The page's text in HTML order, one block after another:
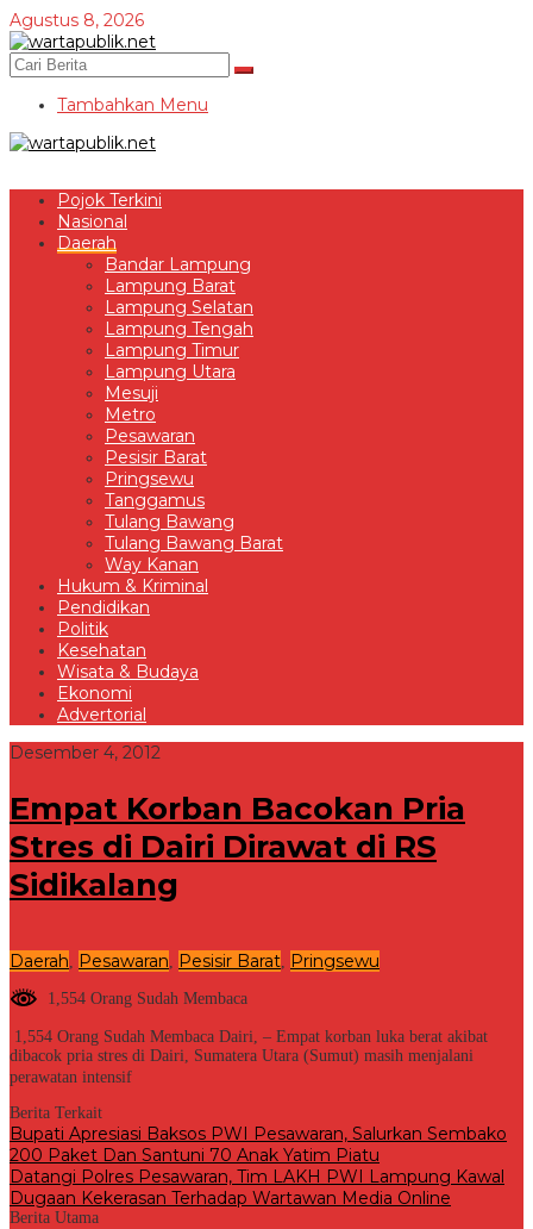
Lewati
ke
konten
Agustus 8, 2026
Tambahkan Menu
Pojok Terkini
Nasional
Daerah
Bandar Lampung
Lampung Barat
Lampung Selatan
Lampung Tengah
Lampung Timur
Lampung Utara
Mesuji
Metro
Pesawaran
Pesisir Barat
Pringsewu
Tanggamus
Tulang Bawang
Tulang Bawang Barat
Way Kanan
Hukum & Kriminal
Pendidikan
Politik
Kesehatan
Wisata & Budaya
Ekonomi
Advertorial
Desember 4, 2012
Empat Korban Bacokan Pria
Stres di Dairi Dirawat di RS
Sidikalang
Daerah, Pesawaran, Pesisir Barat, Pringsewu
1,554 Orang Sudah Membaca
1,554 Orang Sudah Membaca Dairi, – Empat korban luka berat akibat
dibacok pria stres di Dairi, Sumatera Utara (Sumut) masih menjalani
perawatan intensif
Berita Terkait
Bupati Apresiasi Baksos PWI Pesawaran, Salurkan Sembako
200 Paket Dan Santuni 70 Anak Yatim Piatu
Datangi Polres Pesawaran, Tim LAKH PWI Lampung Kawal
Dugaan Kekerasan Terhadap Wartawan Media Online
Berita Utama